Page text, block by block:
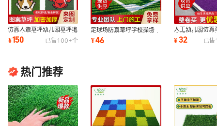
仿真人造草坪幼儿园草坪地
毯数字卡通图案加密绿色塑
料人工假草皮
¥150 已售 100+个
足球场防真草坪学校操场
28mm免充砂人造草坪仿真
塑料假草坪
¥46
人工幼儿园仿真
造塑料地毯运
道彩色假草皮
¥32 已售
热门推荐